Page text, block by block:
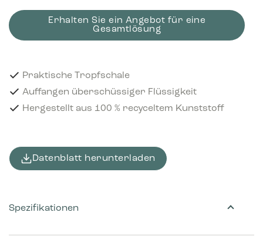
Erhalten Sie ein Angebot für eine
Gesamtlösung
Praktische Tropfschale
Auffangen überschüssiger Flüssigkeit
Hergestellt aus 100 % recyceltem Kunststoff
Datenblatt herunterladen
Spezifikationen